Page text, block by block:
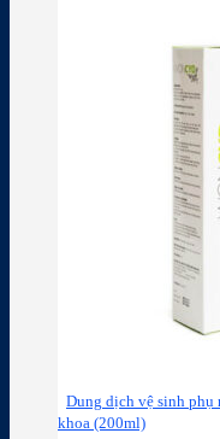
Dung dịch vệ sinh phụ
khoa (200ml)